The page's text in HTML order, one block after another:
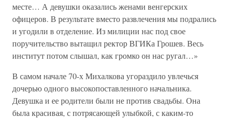
месте… А девушки оказались женами венгерских
офицеров. В результате вместо развлечения мы подрались
и угодили в отделение. Из милиции нас под свое
поручительство вытащил ректор ВГИКа Грошев. Весь
институт потом слышал, как громко он нас ругал…»
В самом начале 70-х Михалкова угораздило увлечься
дочерью одного высокопоставленного начальника.
Девушка и ее родители были не против свадьбы. Она
была красивая, с потрясающей улыбкой, с каким-то